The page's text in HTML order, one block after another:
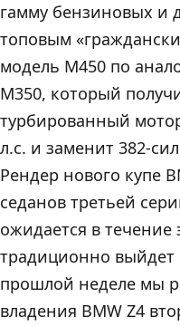
гамму бензиновых и
топовым
модель M450 по
М350, который
турбированный
л.с. и заменит 382-
Рендер нового купе
седанов третьей
ожидается в течение
традиционно
прошлой неделе мы
владения BMW Z4